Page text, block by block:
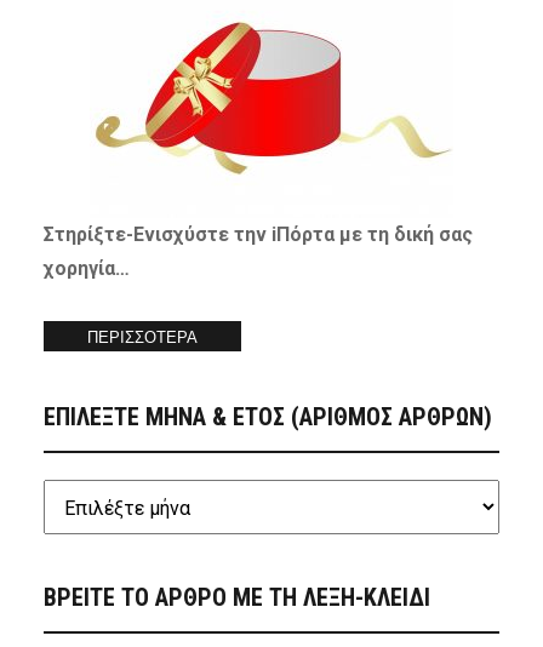
Στηρίξτε-Ενισχύστετην iΠόρτα με τη δική σας
χορηγία…
ΠΕΡΙΣΣΟΤΕΡΑ
ΕΠΙΛΕΞΤΕ ΜΗΝΑ & ΕΤΟΣ (ΑΡΙΘΜΟΣ ΑΡΘΡΩΝ)
ΒΡΕΙΤΕ ΤΟ ΑΡΘΡΟ ΜΕ ΤΗ ΛΕΞΗ-ΚΛΕΙΔΙ